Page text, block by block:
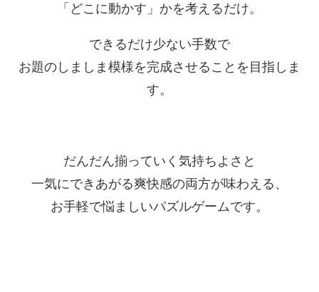
「どこに動かす」かを考えるだけ。
できるだけ少ない手数で
お題のしましま模様を完成させることを目指しま
す。
だんだん揃っていく気持ちよさと
一気にできあがる爽快感の両方が味わえる、
お手軽で悩ましいパズルゲームです。